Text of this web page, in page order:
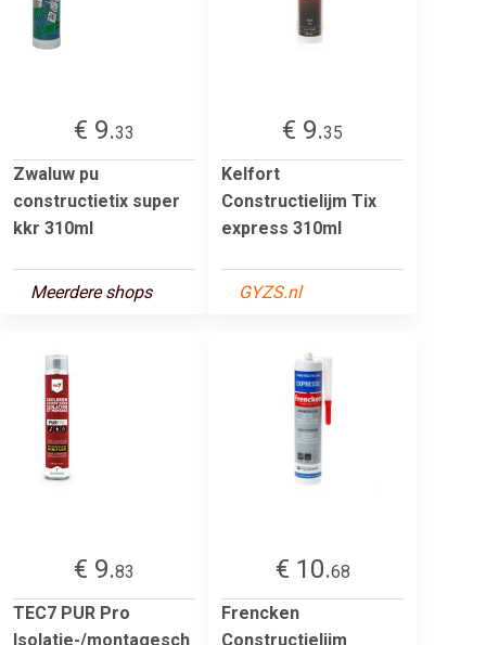
€ 9.33
Zwaluw pu
constructietix super
kkr 310ml
Meerdere shops
€ 9.35
Kelfort
Constructielijm Tix
express 310ml
GYZS.nl
€ 9.83
TEC7 PUR Pro
Isolatie-/montagesch
€ 10.68
Frencken
Constructielijm